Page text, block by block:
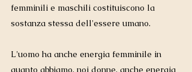
femminili e maschili costituiscono la
sostanza stessa dell'essere umano.
L'uomo ha anche energia femminile in
quanto abbiamo, noi donne, anche energia